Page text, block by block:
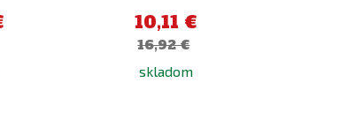
10,11 €
16,92 €
skladom